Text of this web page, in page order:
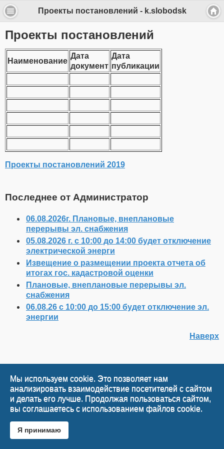
Проекты постановлений - k.slobodsk
Проекты постановлений
Наименование
Дата
документ
Дата
публикации
Проекты постановлений 2019
Последнее от Администратор
06.08.2026г. Плановые, внеплановые
перерывы эл. снабжения
05.08.2026 г. с 10:00 до 14:00 будет отключение
электрической энерги
Извещение о размещении проекта отчета об
итогах гос. кадастровой оценки
Плановые, внеплановые перерывы эл.
снабжения
06.08.26 с 10:00 до 15:00 будет отключение эл.
энергии
Наверх
Мы используем cookie. Это позволяет нам
анализировать взаимодействие посетителей с сайтом
и делать его лучше. Продолжая пользоваться сайтом,
вы соглашаетесь с использованием файлов cookie.
Я принимаю